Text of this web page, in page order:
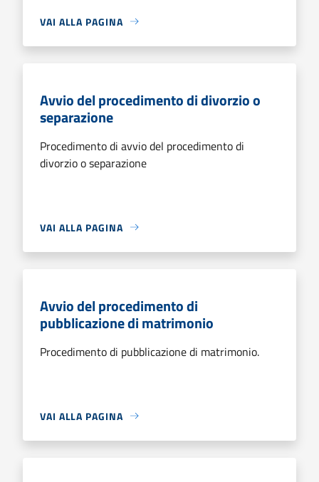
VAI ALLA PAGINA
Avvio del procedimento di divorzio o
separazione
Procedimento di avvio del procedimento di
divorzio o separazione
VAI ALLA PAGINA
Avvio del procedimento di
pubblicazione di matrimonio
Procedimento di pubblicazione di matrimonio.
VAI ALLA PAGINA